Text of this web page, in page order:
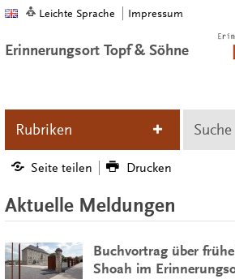
Leichte Sprache Impressum
Erinnerungsort Topf & Söhne
Rubriken Suche
Seite teilen Drucken
Aktuelle Meldungen
Buchvortrag über
Shoah im